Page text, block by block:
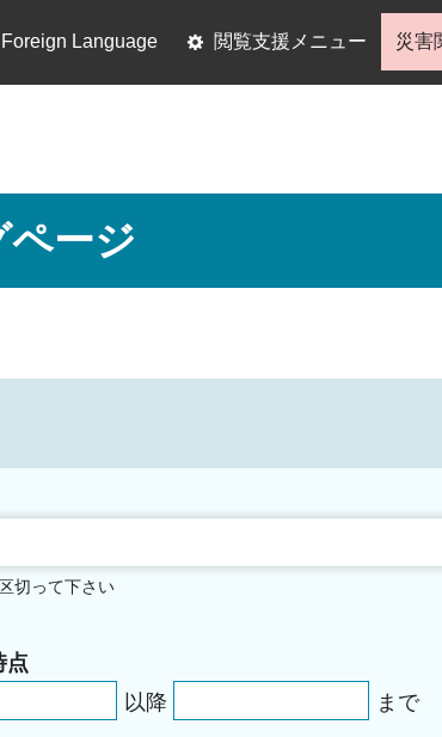
Foreign Language 閲覧支援メニュー 災害
ージ
切って下さい
点
以降
まで